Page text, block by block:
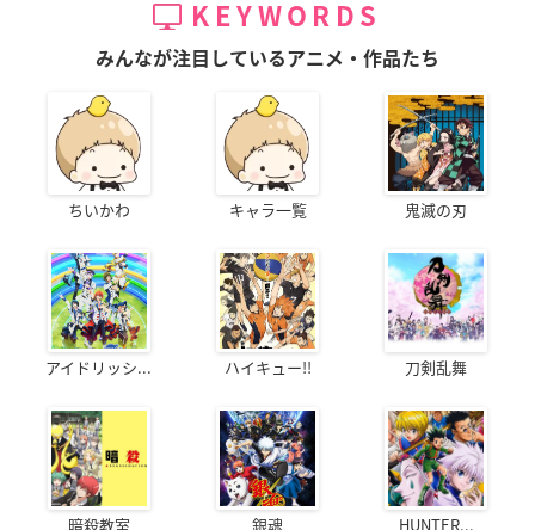
KEYWORDS
みんなが注目しているアニメ・作品たち
ちいかわ キャラ一覧 鬼滅の刃
アイドリッシ... ハイキュー!! 刀剣乱舞
暗殺教室 銀魂 HUNTER...